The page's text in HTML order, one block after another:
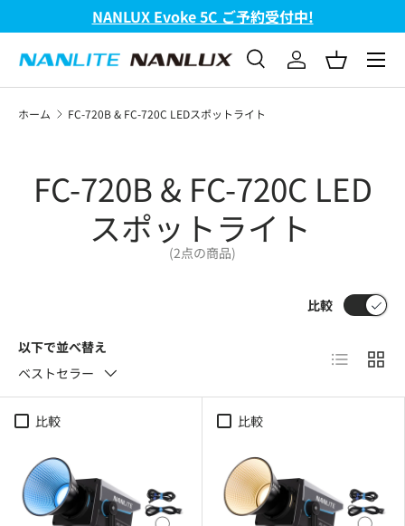
コンテンツへスキップ
NANLUX Evoke 5C ご予約受付中!
検索
検索 ログインバスケッ
メニ
ホーム FC-720B & FC-720C LEDスポットライト
FC-720B & FC-720C LED
スポットライト
(2点の商品)
以下で並べ替え
ベストセラー
比較
リストグリ
比較 比較